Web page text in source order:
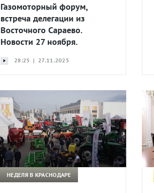
Газомоторный форум,
встреча делегации из
Восточного Сараево.
Новости 27 ноября.
28:25 | 27.11.2025
НЕДЕЛЯ В КРАСНОДАРЕ